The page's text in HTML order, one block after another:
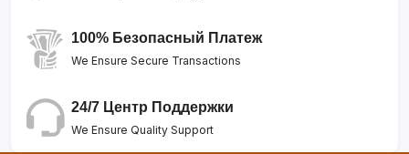
100% Безопасный Платеж
We Ensure Secure Transactions
24/7 Центр Поддержки
We Ensure Quality Support